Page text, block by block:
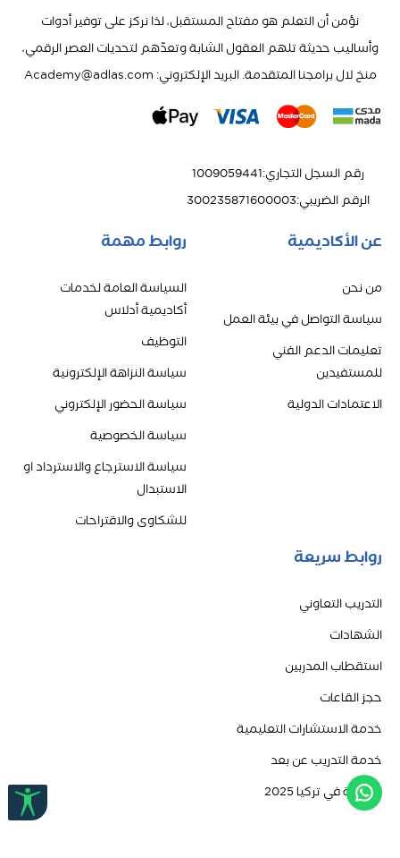
نؤمن أن التعلم هو مفتاح المستقبل، لذا نركز على توفير أدوات
وأساليب حديثة تلهم العقول الشابة وتعدّهم لتحديات العصر الرقمي،
منخ لال برامجنا المتقدمة. البريد الإلكتروني: Academy@adlas.com
رقم السجل التجاري:
1009059441
الرقم الضريبي:
300235871600003
عن الأكاديمية
من نحن
سياسة التواصل في بيئة العمل
تعليمات الدعم الفني
للمستفيدين
الاعتمادات الدولية
روابط مهمة
السياسة العامة لخدمات
أكاديمية أدلاس
التوظيف
سياسة النزاهة الإلكترونية
سياسة الحضور الإلكتروني
سياسة الخصوصية
سياسة الاسترجاع والاسترداد او
الاستبدال
للشكاوى والاقتراحات
روابط سريعة
التدريب التعاوني
الشهادات
استقطاب المدربين
حجز القاعات
خدمة الاستشارات التعليمية
خدمة التدريب عن بعد
الدراسة في تركيا 2025